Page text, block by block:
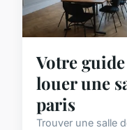
Votre
louer une
paris
Trouver une salle